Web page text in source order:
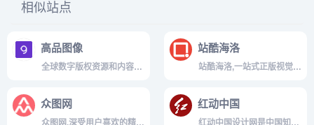
相似站点
高品图像
全球数字版权资源和内容服
音效等素材。优质正版,合法
授权，帮助用户完成高制作
站酷海洛
站酷海洛,一站式正版视觉内
插画、矢量、视频、音乐素
材、字体等,已先后为阿里巴
众图网
众图网,深受用户喜欢的精品
红动中国
红动中国设计网是中国知名